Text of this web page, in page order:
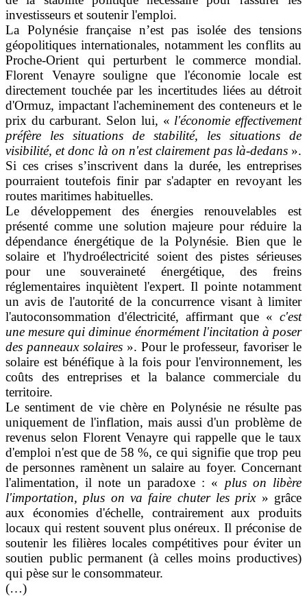
investisseurs et soutenir l'emploi.
La Polynésie française n’est pas isolée des tensions
géopolitiques internationales, notamment les conflits au
Proche-Orient qui perturbent le commerce mondial.
Florent Venayre souligne que l'économie locale est
directement touchée par les incertitudes liées au détroit
d'Ormuz, impactant l'acheminement des conteneurs et le
prix du carburant. Selon lui, « l'économie effectivement
préfère les situations de stabilité, les situations de
visibilité, et donc là on n'est clairement pas là-dedans».
Si ces crises s’inscrivent dans la durée, les entreprises
pourraient toutefois finir par s'adapter en revoyant les
routes maritimes habituelles.
Le développement des énergies renouvelables est
présenté comme une solution majeure pour réduire la
dépendance énergétique de la Polynésie. Bien que le
solaire et l'hydroélectricité soient des pistes sérieuses
pour une souveraineté énergétique, des freins
réglementaires inquiètent l'expert. Il pointe notamment
un avis de l'autorité de la concurrence visant à limiter
l'autoconsommation d'électricité, affirmant que « c'est
une mesure qui diminue énormément l'incitation à poser
des panneaux solaires». Pour le professeur, favoriser le
solaire est bénéfique à la fois pour l'environnement, les
coûts des entreprises et la balance commerciale du
territoire.
Le sentiment de vie chère en Polynésie ne résulte pas
uniquement de l'inflation, mais aussi d'un problème de
revenus selon Florent Venayre qui rappelle que le taux
d'emploi n'est que de 58 %, ce qui signifie que trop peu
de personnes ramènent un salaire au foyer. Concernant
l'alimentation, il note un paradoxe : « plus on libère
l'importation, plus on va faire chuter les prix» grâce
aux économies d'échelle, contrairement aux produits
locaux qui restent souvent plus onéreux. Il préconise de
soutenir les filières locales compétitives pour éviter un
soutien public permanent (à celles moins productives)
qui pèse sur le consommateur.
(…)